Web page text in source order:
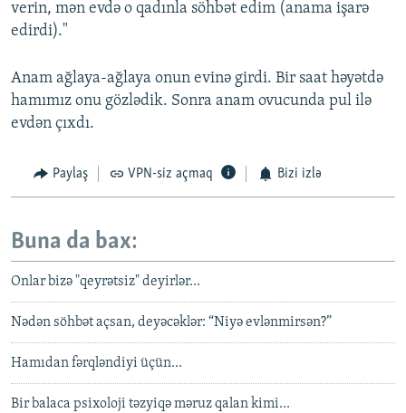
verin, mən evdə o qadınla söhbət edim (anama işarə
edirdi)."
Anam ağlaya-ağlaya onun evinə girdi. Bir saat həyətdə
hamımız onu gözlədik. Sonra anam ovucunda pul ilə
evdən çıxdı.
Paylaş VPN-siz açmaq Bizi izlə
Buna da bax:
Onlar bizə "qeyrətsiz" deyirlər...
Nədən söhbət açsan, deyəcəklər: “Niyə evlənmirsən?”
Hamıdan fərqləndiyi üçün...
Bir balaca psixoloji təzyiqə məruz qalan kimi...